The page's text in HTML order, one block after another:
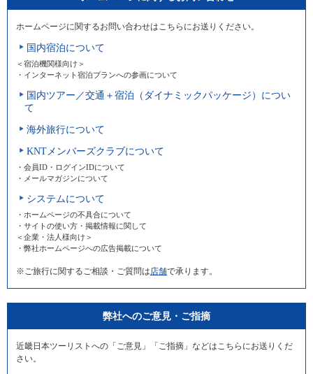
ホームページに関するお問い合わせはこちらにお送りください。
国内宿泊について
＜宿泊機関様向け＞
・インターネット宿泊プランへの参画について
国内ツアー／交通＋宿泊（ダイナミックパッケージ）につい
て
海外旅行について
KNTメンバーズクラブについて
・会員ID・ログインIDについて
・メールマガジンについて
システムについて
・ホームページの不具合について
・サイトの使い方・掲載情報に関して
＜企業・法人様向け＞
・弊社ホームページへの広告掲載について
※ご旅行に関するご相談・ご質問は 店舗で承ります。
弊社へのご意見・ご指摘
近畿日本ツーリストへの「ご意見」「ご指摘」などはこちらにお送りくだ
さい。